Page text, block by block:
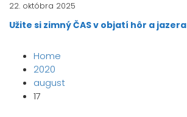
22. októbra 2025
Užite si zimný ČAS v objatí hôr a jazera
Home
2020
august
17